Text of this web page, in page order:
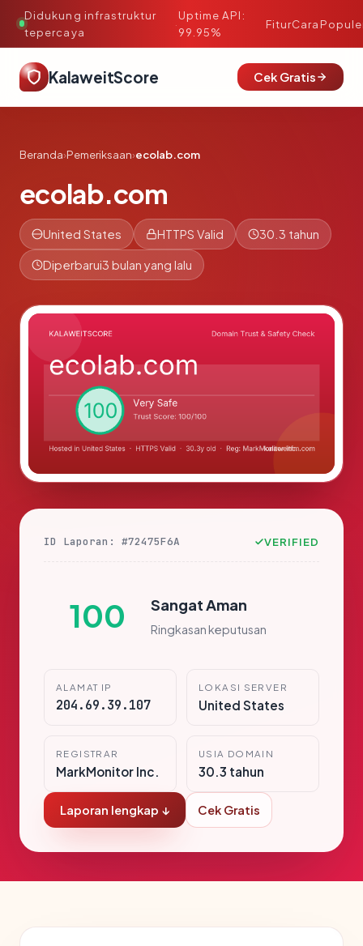
Didukung infrastruktur
tepercaya
·
Uptime API:
99.95%
FiturCara
KalaweitScore Cek Gratis
Beranda›Pemeriksaan›ecolab.com
ecolab.com
United States HTTPS Valid 30.3 tahun
Diperbarui3 bulan yang lalu
ID Laporan: #72475F6A VERIFIED
100 Sangat Aman
Ringkasan keputusan
ALAMAT IP
204.69.39.107
LOKASI SERVER
United States
REGISTRAR
MarkMonitor Inc.
USIA DOMAIN
30.3 tahun
Laporan lengkap ↓ Cek Gratis